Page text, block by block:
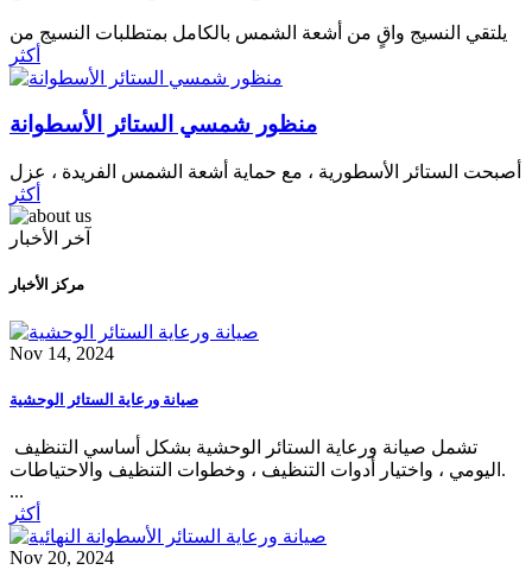
يلتقي النسيج واقٍ من أشعة الشمس بالكامل بمتطلبات النسيج من
أكثر
منظور شمسي الستائر الأسطوانة
أصبحت الستائر الأسطورية ، مع حماية أشعة الشمس الفريدة ، عزل
أكثر
آخر الأخبار
مركز الأخبار
Nov 14, 2024
صيانة ورعاية الستائر الوحشية
اليومي ، واختيار أدوات التنظيف ، وخطوات التنظيف والاحتياطات.
‌...
أكثر
Nov 20, 2024